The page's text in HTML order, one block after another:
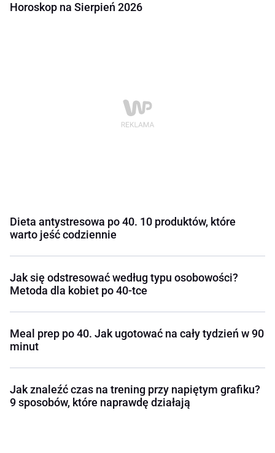
Horoskop na Sierpień 2026
Dieta antystresowa po 40. 10 produktów, które
warto jeść codziennie
Jak się odstresować według typu osobowości?
Metoda dla kobiet po 40-tce
Meal prep po 40. Jak ugotować na cały tydzień w 90
minut
Jak znaleźć czas na trening przy napiętym grafiku?
9 sposobów, które naprawdę działają